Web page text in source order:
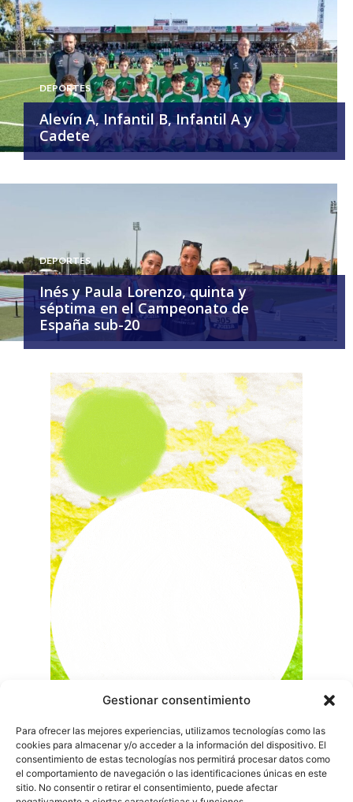
Gestionar consentimiento
Para ofrecer las mejores experiencias, utilizamos tecnologías como las
cookies para almacenar y/o acceder a la información del dispositivo. El
consentimiento de estas tecnologías nos permitirá procesar datos como
el comportamiento de navegación o las identificaciones únicas en este
sitio. No consentir o retirar el consentimiento, puede afectar
DEPORTES
Alevín A, Infantil B, Infantil A y
Cadete
DEPORTES
Inés y Paula Lorenzo, quinta y
séptima en el Campeonato de
España sub-20